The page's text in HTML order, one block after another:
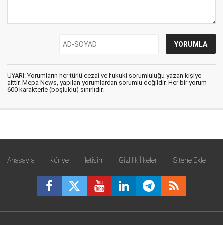
UYARI: Yorumların her türlü cezai ve hukuki sorumluluğu yazan kişiye
aittir. Mepa News, yapılan yorumlardan sorumlu değildir. Her bir yorum
600 karakterle (boşluklu) sınırlıdır.
Anasayfa Künye İletişim Gizlilik İlkeleri Sitene Ekle